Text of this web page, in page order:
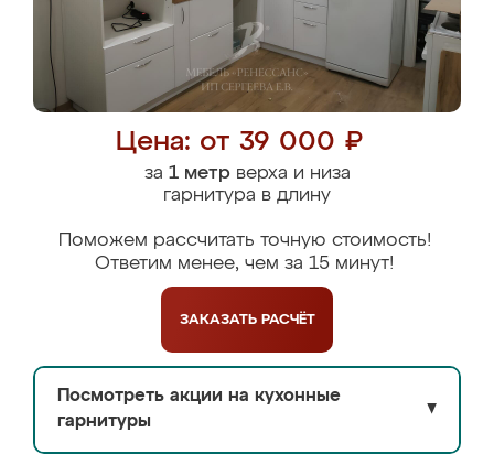
Цена: от 39 000 ₽
за 1 метрверха и низа
гарнитура в длину
Поможем рассчитать точную стоимость!
Ответим менее, чем за 15 минут!
ЗАКАЗАТЬ РАСЧЁТ
Посмотреть акции на кухонные
гарнитуры
▼